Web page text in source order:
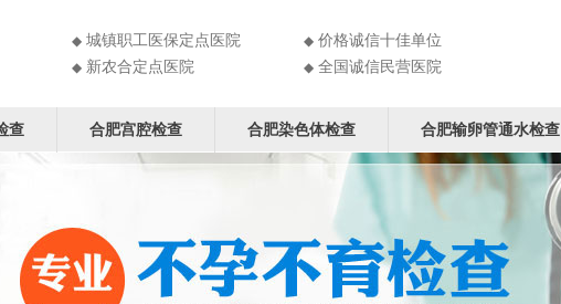
◆ 城镇职工医保定点医院 ◆ 价格诚信十佳单位
◆ 新农合定点医院 ◆ 全国诚信民营医院
查 合肥宫腔检查 合肥染色体检查 合肥输卵管通水检查